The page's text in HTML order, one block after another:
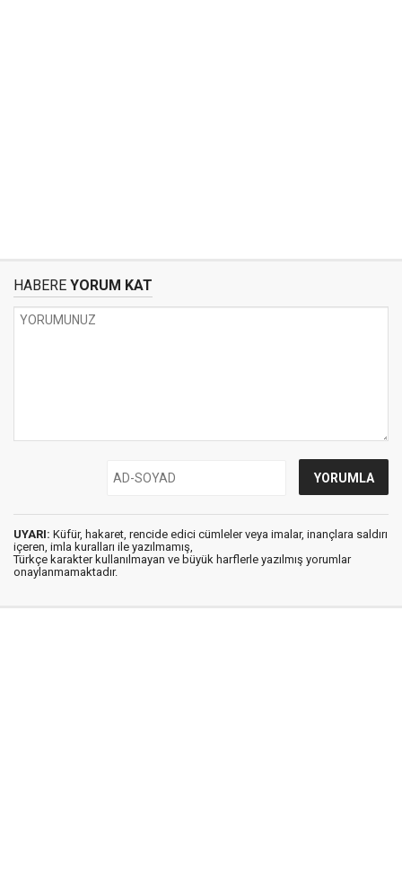
HABERE YORUM KAT
UYARI: Küfür, hakaret, rencide edici cümleler veya imalar, inançlara saldırı
içeren, imla kuralları ile yazılmamış,
Türkçe karakter kullanılmayan ve büyük harflerle yazılmış yorumlar
onaylanmamaktadır.